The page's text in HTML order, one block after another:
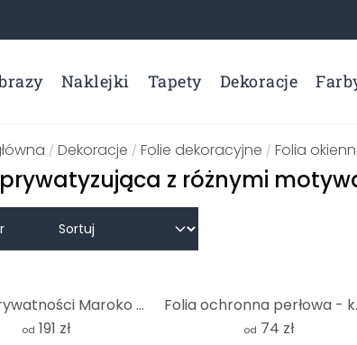
Naklejki Tapety Dekoracje
/ Dekoracje / Folie dekoracyjne / Folia
z różnymi
Film o prywatności Maroko - Panorama
od 191 zł
Folia
od 74 zł